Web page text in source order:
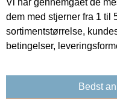
dem med stjerner fra 1 til
sortimentstørrelse,
betingelser,
Bedst